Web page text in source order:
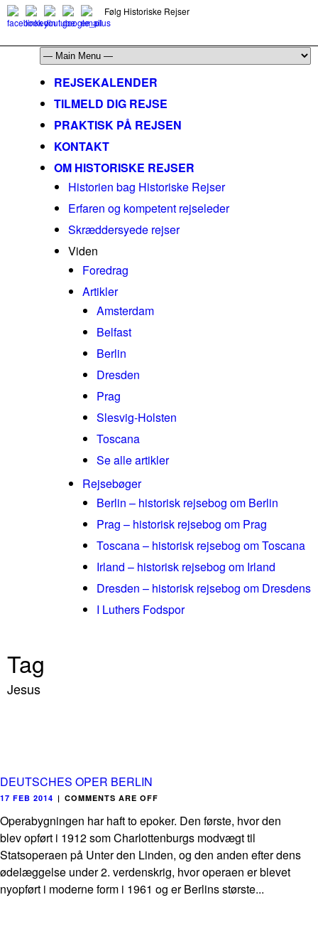
Følg Historiske Rejser
REJSEKALENDER
TILMELD DIG REJSE
PRAKTISK PÅ REJSEN
KONTAKT
OM HISTORISKE REJSER
Historien bag Historiske Rejser
Erfaren og kompetent rejseleder
Skræddersyede rejser
Viden
Foredrag
Artikler
Amsterdam
Belfast
Berlin
Dresden
Prag
Slesvig-Holsten
Toscana
Se alle artikler
Rejsebøger
Berlin – historisk rejsebog om Berlin
Prag – historisk rejsebog om Prag
Toscana – historisk rejsebog om Toscana
Irland – historisk rejsebog om Irland
Dresden – historisk rejsebog om Dresdens
I Luthers Fodspor
Tag
Jesus
DEUTSCHES OPER BERLIN
17 FEB 2014 | COMMENTS ARE OFF
Operabygningen har haft to epoker. Den første, hvor den
blev opført i 1912 som Charlottenburgs modvægt til
Statsoperaen på Unter den Linden, og den anden efter dens
ødelæggelse under 2. verdenskrig, hvor operaen er blevet
nyopført i moderne form i 1961 og er Berlins største...